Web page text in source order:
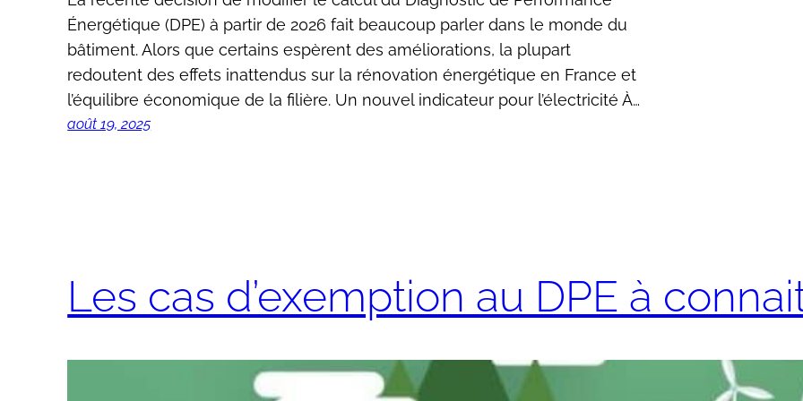
Énergétique (DPE) à partir de 2026 fait beaucoup parler dans le monde du
bâtiment. Alors que certains espèrent des améliorations, la plupart
redoutent des effets inattendus sur la rénovation énergétique en France et
l’équilibre économique de la filière. Un nouvel indicateur pour l’électricité À…
août 19, 2025
Les cas d’exemption au DPE à